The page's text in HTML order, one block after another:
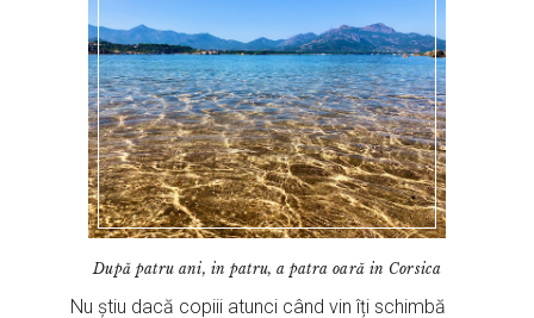
După patru ani, in patru, a patra oară in Corsica
Nu știu dacă copiii atunci când vin îți schimbă